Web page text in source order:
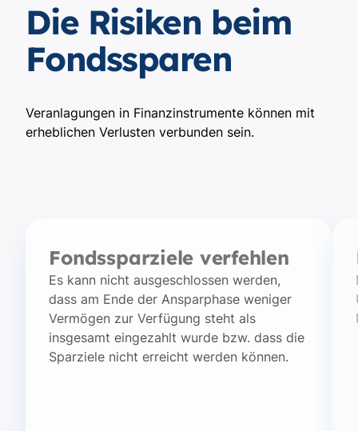
Die Risiken beim
Fondssparen
Veranlagungen in Finanzinstrumente können mit
erheblichen Verlusten verbunden sein.
Fondssparziele verfehlen
Es kann nicht ausgeschlossen werden,
dass am Ende der Ansparphase weniger
Vermögen zur Verfügung steht als
insgesamt eingezahlt wurde bzw. dass die
Sparziele nicht erreicht werden können.